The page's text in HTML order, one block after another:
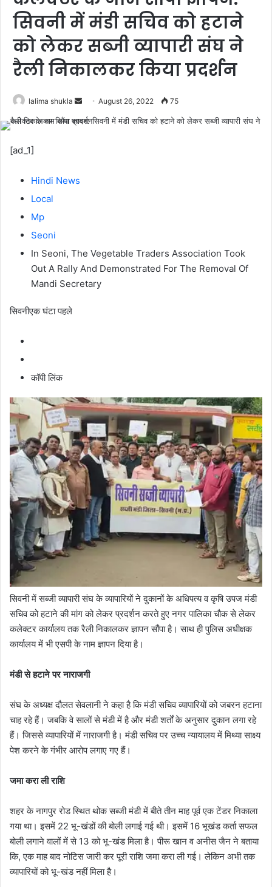
सिवनी में मंडी सचिव को हटाने
को लेकर सब्जी व्यापारी संघ ने
रैली निकालकर किया प्रदर्शन
lalima shukla
Send
an
August 26, 2022 75
[ad_1]
Hindi News
Local
Mp
Seoni
In Seoni, The Vegetable Traders Association Took
Out A Rally And Demonstrated For The Removal Of
Mandi Secretary
सिवनीएक घंटा पहले
कॉपी लिंक
सिवनी में सब्जी व्यापारी संघ के व्यापारियों ने दुकानों के अधिपत्य व कृषि उपज मंडी
सचिव को हटाने की मांग को लेकर प्रदर्शन करते हुए नगर पालिका चौक से लेकर
कलेक्टर कार्यालय तक रैली निकालकर ज्ञापन सौंपा है। साथ ही पुलिस अधीक्षक
कार्यालय में भी एसपी के नाम ज्ञापन दिया है।
मंडी से हटाने पर नाराजगी
संघ के अध्यक्ष दौलत सेवलानी ने कहा है कि मंडी सचिव व्यापारियों को जबरन हटाना
चाह रहे हैं। जबकि वे सालों से मंडी में है और मंडी शर्तों के अनुसार दुकान लगा रहे
हैं। जिससे व्यापारियों में नाराजगी है। मंडी सचिव पर उच्च न्यायालय में मिथ्या साक्ष्य
पेश करने के गंभीर आरोप लगाए गए हैं।
जमा करा ली राशि
शहर के नागपुर रोड स्थित थोक सब्जी मंडी में बीते तीन माह पूर्व एक टेंडर निकाला
गया था। इसमें 22 भू-खंडों की बोली लगाई गई थी। इसमें 16 भूखंड कर्ता सफल
बोली लगाने वालों में से 13 को भू-खंड मिला है। पीरू खान व अनीस जैन ने बताया
कि, एक माह बाद नोटिस जारी कर पूरी राशि जमा करा ली गई। लेकिन अभी तक
व्यापारियों को भू-खंड नहीं मिला है।